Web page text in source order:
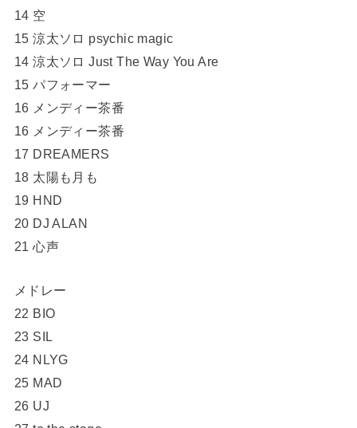
14 空
15 涼太ソロ psychic magic
14 涼太ソロ Just The Way You Are
15 パフォーマー
16 メンディー茶番
16 メンディー茶番
17 DREAMERS
18 太陽も月も
19 HND
20 DJ ALAN
21 心声
メドレー
22 BIO
23 SIL
24 NLYG
25 MAD
26 UJ